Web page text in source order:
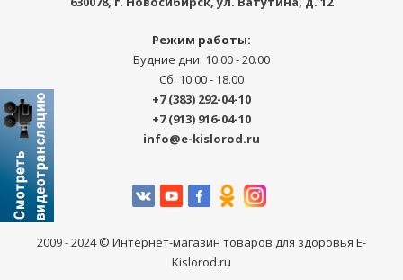
Режим работы:
Будние дни: 10.00 - 20.00
Сб: 10.00 - 18.00
+7 (383) 292-04-10
+7 (913) 916-04-10
info@e-kislorod.ru
2009 - 2024 © Интернет-магазин товаров для здоровья E-
Kislorod.ru